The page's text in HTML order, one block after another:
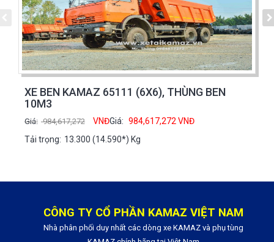
XE BEN KAMAZ 65111 (6X6), THÙNG BEN
10M3
Giá: 984,617,272 VNĐGiá: 984,617,272 VNĐ
Tải trọng: 13.300 (14.590*) Kg
CÔNG TY CỔ PHẦN KAMAZ VIỆT NAM
Nhà phân phối duy nhất các dòng xe KAMAZ và phụ tùng